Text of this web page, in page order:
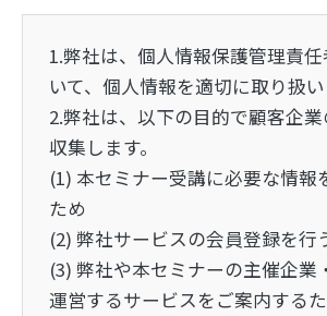
1.弊社は、個人情報保護管理責
いて、個人情報を適切に取り扱い
2.弊社は、以下の目的で顧客企
収集します。
(1) 本セミナー受講に必要な情報
ため
(2) 弊社サービスの会員登録を行
(3) 弊社や本セミナーの主催企業
運営するサービスをご案内する